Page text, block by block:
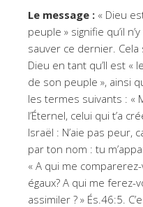
Le message : « Dieu
peuple » signifie qu’il
sauver ce dernier. Cela
Dieu en tant qu’Il est «
de son peuple », ainsi
les termes suivants : «
l’Éternel, celui qui t’a
Israël : N’aie pas peur,
par ton nom : tu
« A qui me
égaux? A qui me
assimiler ? » És.46:5.